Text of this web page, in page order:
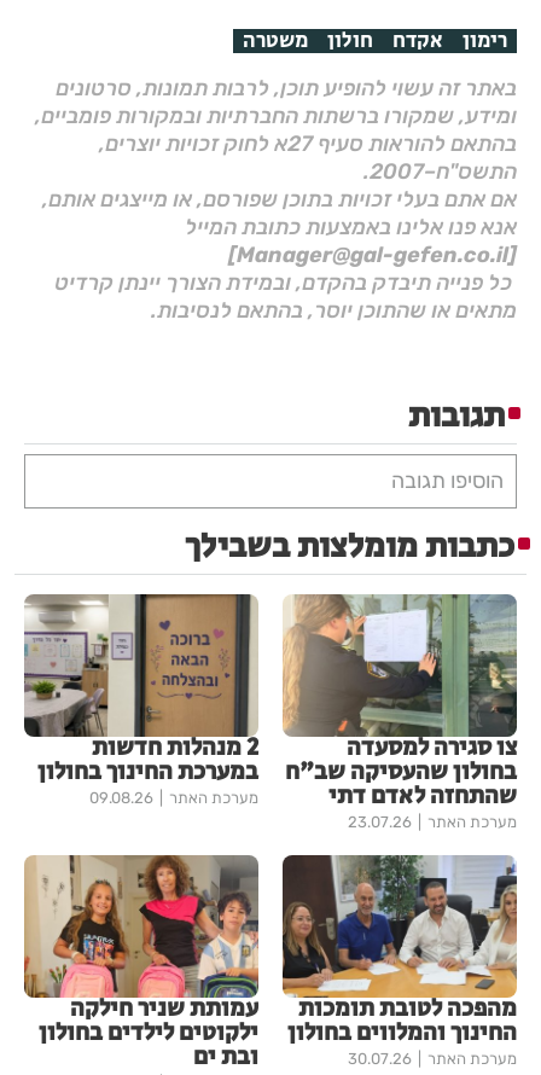
רימון אקדח חולון משטרה
באתר זה עשוי להופיע תוכן, לרבות תמונות, סרטונים
ומידע, שמקורו ברשתות החברתיות ובמקורות פומביים,
בהתאם להוראות סעיף 27א לחוק זכויות יוצרים,
התשס"ח–2007.
אם אתם בעלי זכויות בתוכן שפורסם, או מייצגים אותם,
אנא פנו אלינו באמצעות כתובת המייל
[Manager@gal-gefen.co.il]
כל פנייה תיבדק בהקדם, ובמידת הצורך יינתן קרדיט
מתאים או שהתוכן יוסר, בהתאם לנסיבות.
תגובות
הוסיפו תגובה
כתבות מומלצות בשבילך
צו סגירה למסעדה
בחולון שהעסיקה שב"ח
שהתחזה לאדם דתי
מערכת האתר 23.07.26
2 מנהלות חדשות
במערכת החינוך בחולון
מערכת האתר 09.08.26
מהפכה לטובת תומכות
החינוך והמלווים בחולון
מערכת האתר 30.07.26
עמותת שניר חילקה
ילקוטים לילדים בחולון
ובת ים